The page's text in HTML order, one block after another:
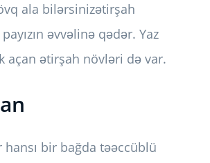
ala bilərsinizətirşah
əvvəlinə qədər. Yaz
açan ətirşah növləri də var.
hansı bir bağda təəccüblü